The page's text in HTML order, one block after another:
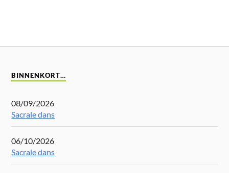
BINNENKORT…
08/09/2026
Sacrale dans
06/10/2026
Sacrale dans